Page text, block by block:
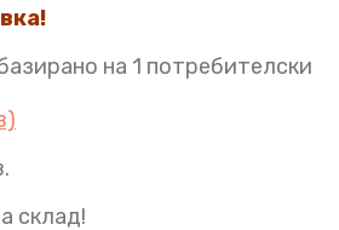
на 1 потребителски
склад!